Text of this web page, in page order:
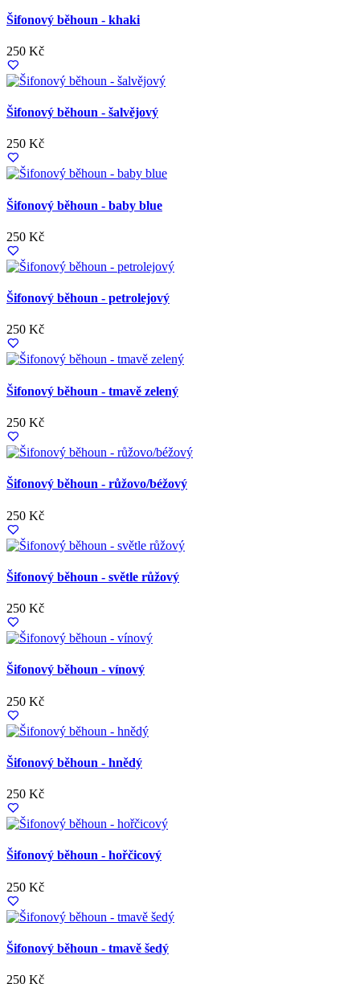
Šifonový běhoun - khaki
250 Kč
Šifonový běhoun - šalvějový
250 Kč
Šifonový běhoun - baby blue
250 Kč
Šifonový běhoun - petrolejový
250 Kč
Šifonový běhoun - tmavě zelený
250 Kč
Šifonový běhoun - růžovo/béžový
250 Kč
Šifonový běhoun - světle růžový
250 Kč
Šifonový běhoun - vínový
250 Kč
Šifonový běhoun - hnědý
250 Kč
Šifonový běhoun - hořčicový
250 Kč
Šifonový běhoun - tmavě šedý
250 Kč